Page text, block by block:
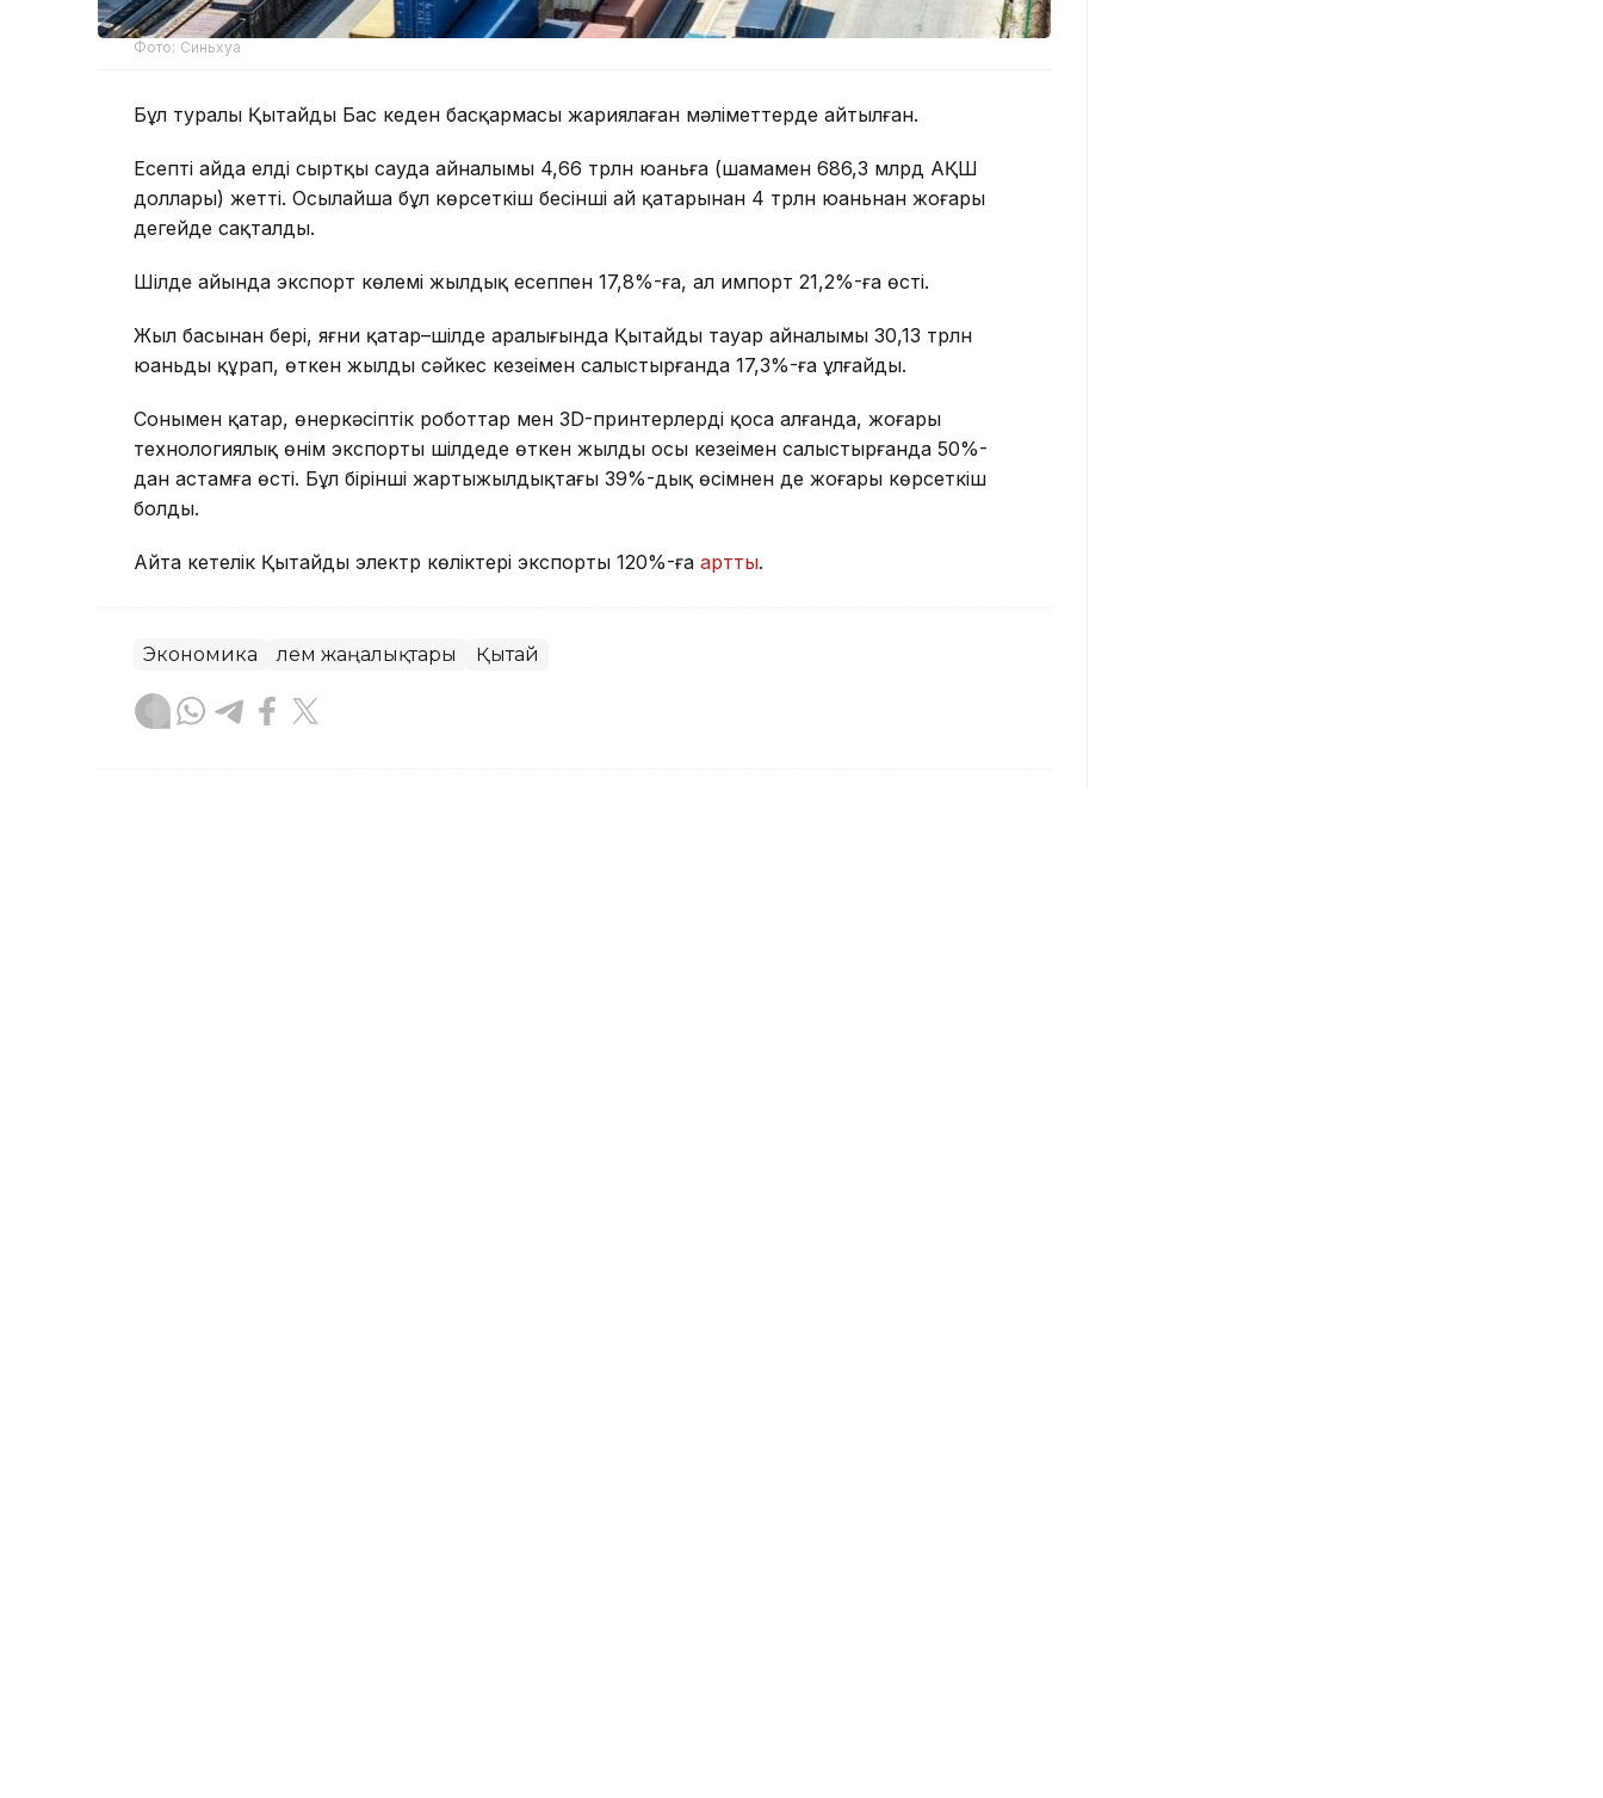
Фото: Синьхуа
Бұл туралы Қытайдың Бас кеден басқармасы жариялаған мәліметтерде айтылған.
Есепті айда елдің сыртқы сауда айналымы 4,66 трлн юаньға (шамамен 686,3 млрд АҚШ
доллары) жетті. Осылайша бұл көрсеткіш бесінші ай қатарынан 4 трлн юаньнан жоғары
деңгейде сақталды.
Шілде айында экспорт көлемі жылдық есеппен 17,8%-ға, ал импорт 21,2%-ға өсті.
Жыл басынан бері, яғни қаңтар–шілде аралығында Қытайдың тауар айналымы 30,13 трлн
юаньды құрап, өткен жылдың сәйкес кезеңімен салыстырғанда 17,3%-ға ұлғайды.
Сонымен қатар, өнеркәсіптік роботтар мен 3D-принтерлерді қоса алғанда, жоғары
технологиялық өнім экспорты шілдеде өткен жылдың осы кезеңімен салыстырғанда 50%-
дан астамға өсті. Бұл бірінші жартыжылдықтағы 39%-дық өсімнен де жоғары көрсеткіш
болды.
Айта кетелік Қытайдың электр көліктері экспорты 120%-ға артты.
Экономика Әлем жаңалықтары Қытай